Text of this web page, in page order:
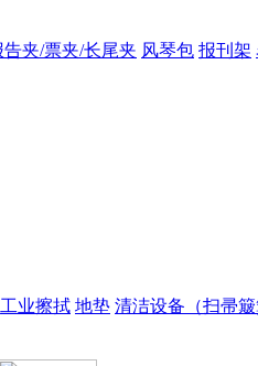
告夹/票夹/长尾夹 风琴包 报刊架
工业擦拭 地垫 清洁设备（扫帚簸